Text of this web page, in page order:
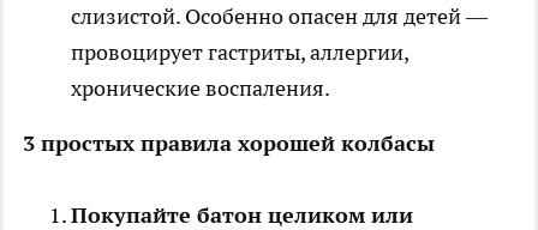
слизистой. Особенно опасен для детей —
провоцирует гастриты, аллергии,
хронические воспаления.
3 простых правила хорошей колбасы
Покупайте батон целиком или